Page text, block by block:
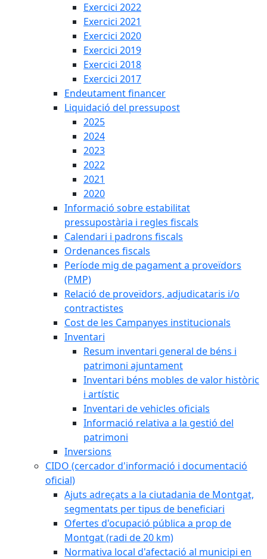
Exercici 2022
Exercici 2021
Exercici 2020
Exercici 2019
Exercici 2018
Exercici 2017
Endeutament financer
Liquidació del pressupost
2025
2024
2023
2022
2021
2020
Informació sobre estabilitat
pressupostària i regles fiscals
Calendari i padrons fiscals
Ordenances fiscals
Període mig de pagament a proveïdors
(PMP)
Relació de proveïdors, adjudicataris i/o
contractistes
Cost de les Campanyes institucionals
Inventari
Resum inventari general de béns i
patrimoni ajuntament
Inventari béns mobles de valor històric
i artístic
Inventari de vehicles oficials
Informació relativa a la gestió del
patrimoni
Inversions
CIDO (cercador d'informació i documentació
oficial)
Ajuts adreçats a la ciutadania de Montgat,
segmentats per tipus de beneficiari
Ofertes d'ocupació pública a prop de
Montgat (radi de 20 km)
Normativa local d'afectació al municipi en